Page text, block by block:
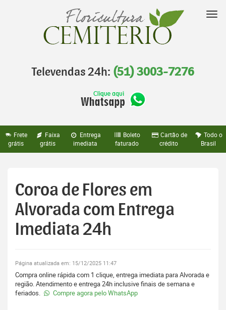
Televendas 24h: (51) 3003-7276
Frete
grátis
Faixa
grátis
Entrega
imediata
Boleto
faturado
Cartão de
crédito
Todo o
Brasil
Coroa de Flores em
Alvorada com Entrega
Imediata 24h
Página atualizada em: 15/12/2025 11:47
Compra online rápida com 1 clique, entrega imediata para Alvorada e
região. Atendimento e entrega 24h inclusive finais de semana e
feriados.
Compre agora pelo WhatsApp